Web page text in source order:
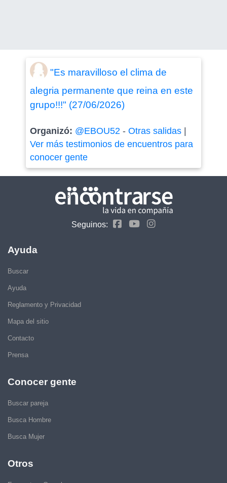
"Es maravilloso el clima de
alegria permanente que reina en este
grupo!!!" (27/06/2026)
Organizó: @EBOU52- Otras salidas|
Ver más testimonios de encuentros para
conocer gente
Seguinos:
Ayuda
Buscar
Ayuda
Reglamento y Privacidad
Mapa del sitio
Contacto
Prensa
Conocer gente
Buscar pareja
Busca Hombre
Busca Mujer
Otros